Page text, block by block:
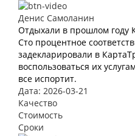
Денис Самоланин
Отдыхали в прошлом году
Сто процентное
задекларировали в
воспользоваться их
все испортит.
Дата: 2026-03-21
Качество
Стоимость
Сроки